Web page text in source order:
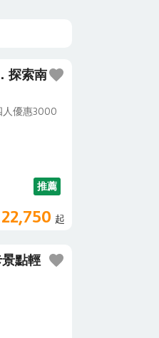
探索南
優惠3000
推薦
22,750 起
點輕